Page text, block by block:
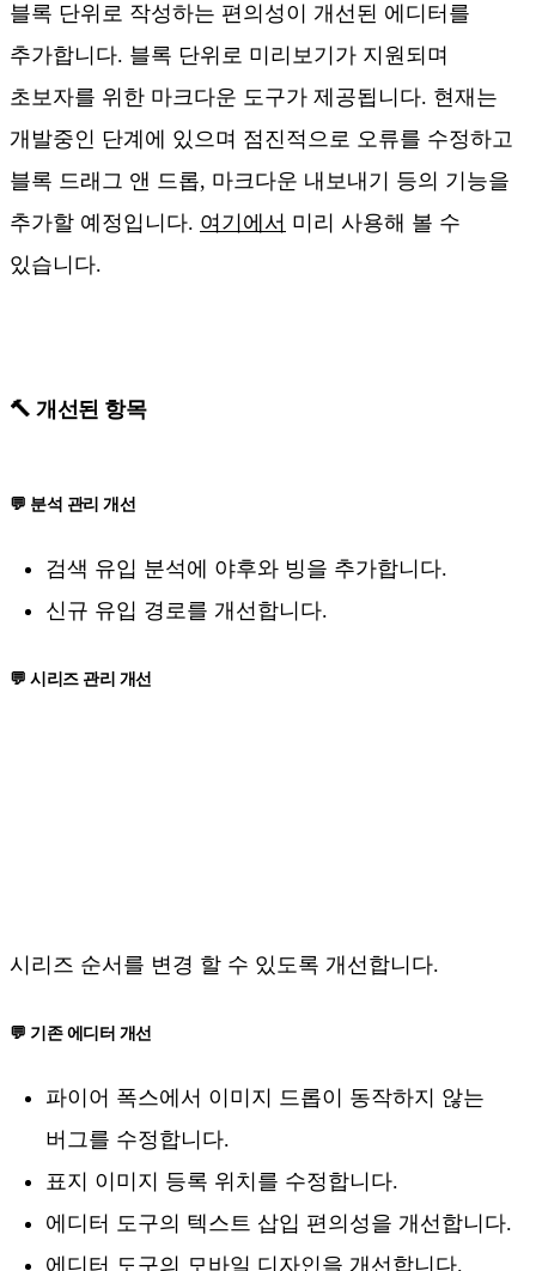
블록 단위로 작성하는 편의성이 개선된 에디터를
추가합니다. 블록 단위로 미리보기가 지원되며
초보자를 위한 마크다운 도구가 제공됩니다. 현재는
개발중인 단계에 있으며 점진적으로 오류를 수정하고
블록 드래그 앤 드롭, 마크다운 내보내기 등의 기능을
추가할 예정입니다. 여기에서 미리 사용해 볼 수
있습니다.
🔨 개선된 항목
💬 분석 관리 개선
검색 유입 분석에 야후와 빙을 추가합니다.
신규 유입 경로를 개선합니다.
💬 시리즈 관리 개선
시리즈 순서를 변경 할 수 있도록 개선합니다.
💬 기존 에디터 개선
파이어 폭스에서 이미지 드롭이 동작하지 않는
버그를 수정합니다.
표지 이미지 등록 위치를 수정합니다.
에디터 도구의 텍스트 삽입 편의성을 개선합니다.
에디터 도구의 모바일 디자인을 개선합니다.